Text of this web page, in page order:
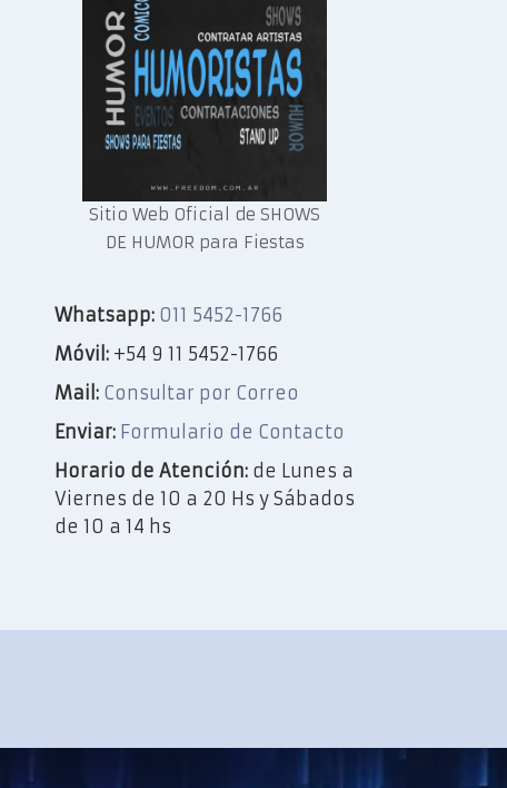
Sitio Web Oficial de SHOWS
DE HUMOR para Fiestas
Whatsapp: 011 5452-1766
Móvil: +54 9 11 5452-1766
Mail: Consultar por Correo
Enviar: Formulario de Contacto
Horario de Atención: de Lunes a
Viernes de 10 a 20 Hs y Sábados
de 10 a 14 hs